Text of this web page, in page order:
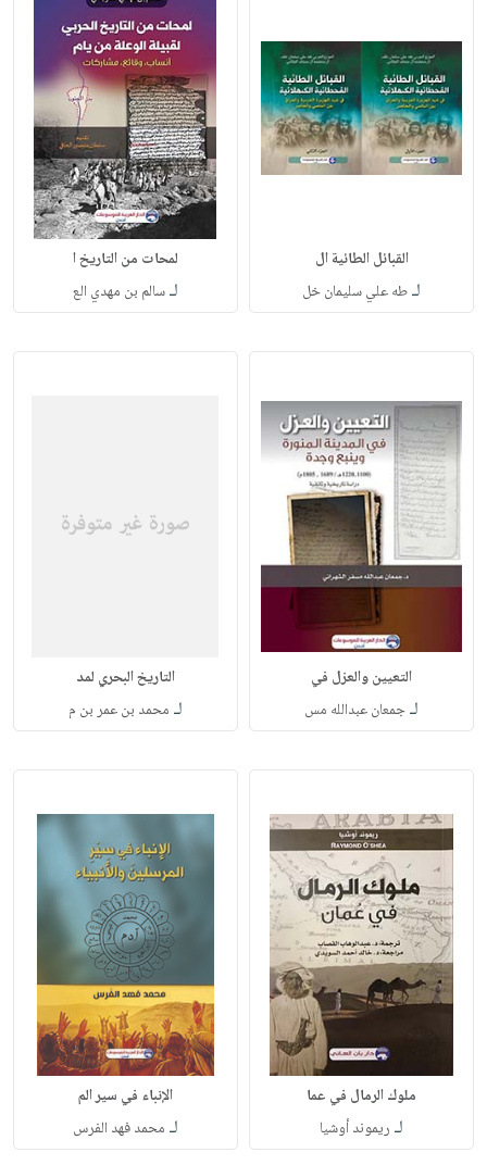
القبائل الطائية ال
لـطه علي سليمان خل
لمحات من التاريخ ا
لـسالم بن مهدي الع
التعيين والعزل في
لـجمعان عبدالله مس
التاريخ البحري لمد
لـ محمد بن عمر بن م
ملوك الرمال في عما
لـ ريموند أوشيا
الإنباء في سير الم
لـ محمد فهد الفرس